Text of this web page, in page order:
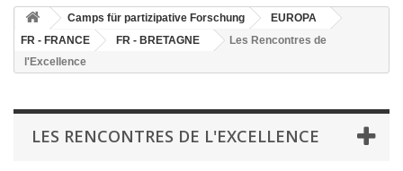
Camps für partizipative Forschung
EUROPA
FR - FRANCE
FR - BRETAGNE
Les Rencontres de
l'Excellence
LES RENCONTRES DE L'EXCELLENCE